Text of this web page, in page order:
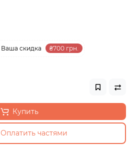
Ваша cкидка ₴700 грн.
Купить
Оплатить частями